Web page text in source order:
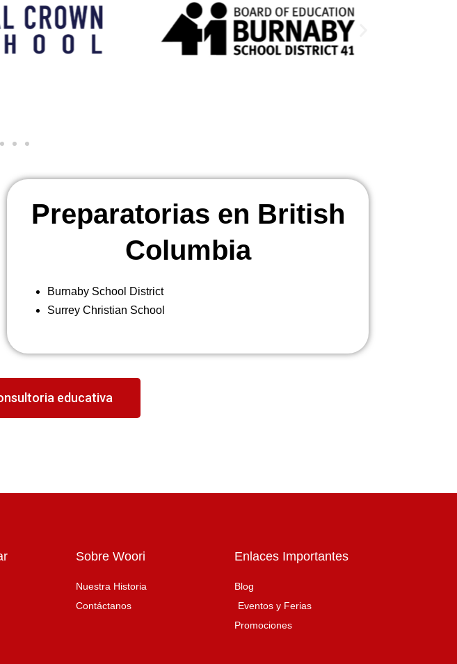
Preparatorias en British
Columbia
Burnaby School District
Surrey Christian School
educativa
Sobre Woori
Nuestra Historia
Contáctanos
Enlaces Importantes
Blog
Eventos y Ferias
Promociones